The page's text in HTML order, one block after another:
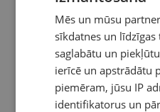
Mēs un mūsu
sīkdatnes un
saglabātu un
ierīcē un apstrādātu
piemēram, jūsu IP
identifikatorus un